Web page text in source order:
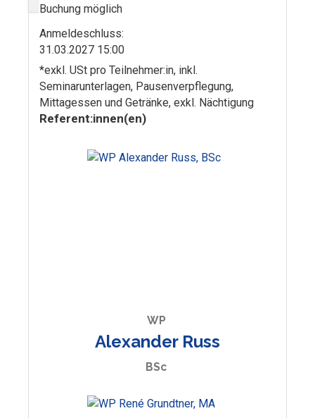
Buchung möglich
Anmelde­schluss:
31.03.2027 15:00
*exkl. USt pro Teilnehmer:in, inkl.
Seminarunterlagen, Pausenverpflegung,
Mittagessen und Getränke, exkl. Nächtigung
Referent:innen(en)
WP
Alexander Russ
BSc